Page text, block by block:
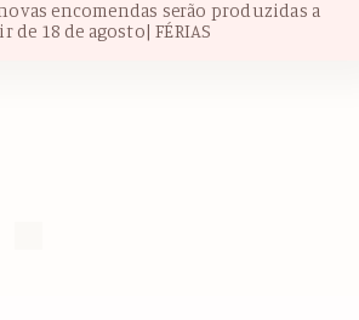
novas encomendas serão produzidas a
de 18 de agosto| FÉRIAS